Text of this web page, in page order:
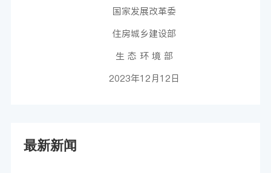
国家发展改革委
住房城乡建设部
生 态 环 境 部
2023年12月12日
最新新闻